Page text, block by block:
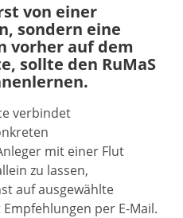
von einer
sondern eine
vorher auf dem
sollte den RuMaS
verbindet
mit einer Flut
zu lassen,
auf ausgewählte
per E-Mail.